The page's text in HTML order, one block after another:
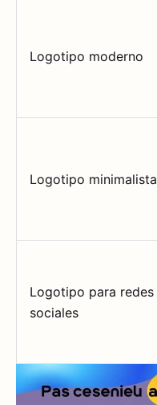
Logotipo moderno
Logotipo minimalista
Logotipo para redes
sociales